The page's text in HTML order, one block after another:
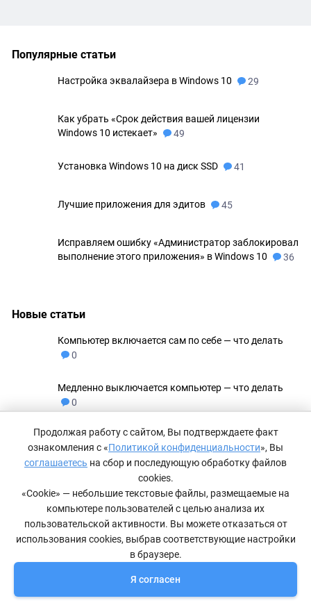
Популярные статьи
Настройка эквалайзера в Windows 10 29
Как убрать «Срок действия вашей лицензии
Windows 10 истекает»
49
Установка Windows 10 на диск SSD 41
Лучшие приложения для эдитов 45
Исправляем ошибку «Администратор заблокировал
выполнение этого приложения» в Windows 10
36
Новые статьи
Компьютер включается сам по себе — что делать
0
Медленно выключается компьютер — что делать
0
Не удаляются файлы с флешки 0
Как сделать невидимую папку в Windows 11
Компьютер не видит принтер — что делать
Продолжая работу с сайтом, Вы подтверждаете факт
ознакомления с «Политикой конфиденциальности», Вы
соглашаетесь на сбор и последующую обработку файлов
cookies.
«Cookie» — небольшие текстовые файлы, размещаемые на
компьютере пользователей с целью анализа их
пользовательской активности. Вы можете отказаться от
использования cookies, выбрав соответствующие настройки
в браузере.
Я согласен